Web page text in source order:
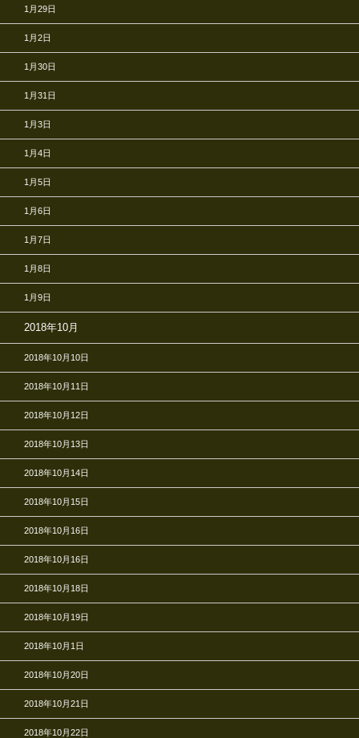
1月29日
1月2日
1月30日
1月31日
1月3日
1月4日
1月5日
1月6日
1月7日
1月8日
1月9日
2018年10月
2018年10月10日
2018年10月11日
2018年10月12日
2018年10月13日
2018年10月14日
2018年10月15日
2018年10月16日
2018年10月16日
2018年10月18日
2018年10月19日
2018年10月1日
2018年10月20日
2018年10月21日
2018年10月22日